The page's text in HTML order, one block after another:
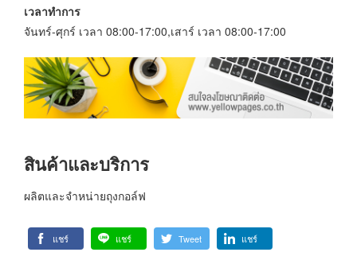
เวลาทำการ
จันทร์-ศุกร์ เวลา 08:00-17:00,เสาร์ เวลา 08:00-17:00
สินค้าและบริการ
ผลิตและจำหน่ายถุงกอล์ฟ
แชร์ แชร์ Tweet แชร์